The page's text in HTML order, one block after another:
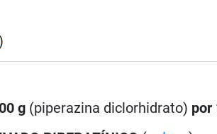
g (piperazina diclorhidrato) por